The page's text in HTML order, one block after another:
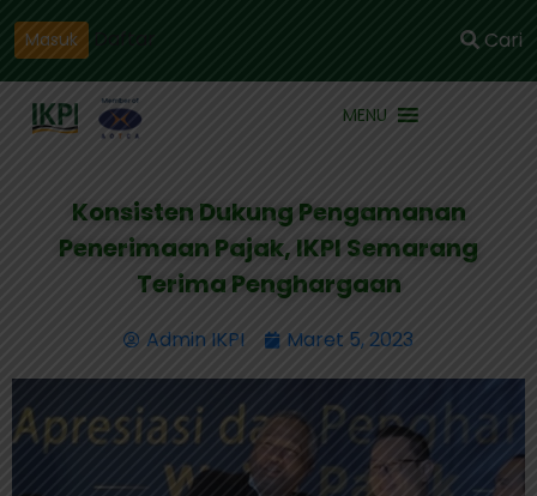
Masuk Cari
MENU
Konsisten Dukung Pengamanan
Penerimaan Pajak, IKPI Semarang
Terima Penghargaan
Admin IKPI Maret 5, 2023